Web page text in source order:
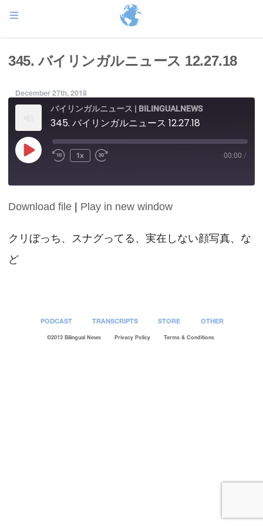
345. バイリンガルニュース 12.27.18
December 27th, 2018
バイリンガルニュース | BILINGUALNEWS
345. バイリンガルニュース 12.27.18
Play
Episode
1x 00:00 /
SHARE
LINK
Download file Play in new window
クリぼっち、スナグってる、実在しない顔写真、な
ど
PODCAST TRANSCRIPTS STORE OTHER
©2013 Bilingual News Privacy Policy Terms & Conditions